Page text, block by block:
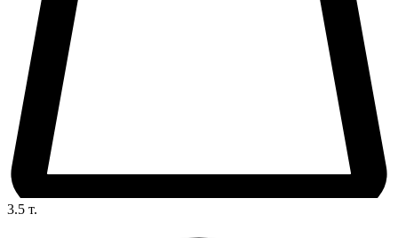
3.5 т.